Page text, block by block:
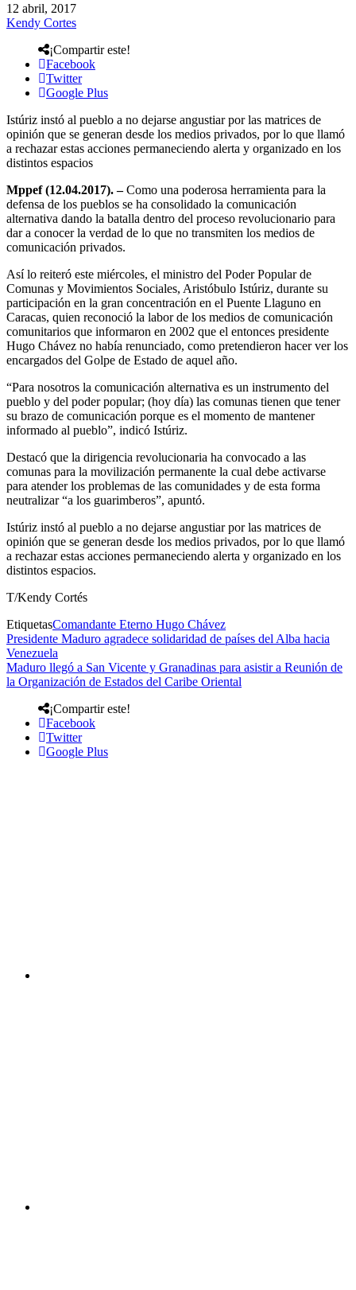
12 abril, 2017
Kendy Cortes
¡Compartir este!
Facebook
Twitter
Google Plus
Istúriz instó al pueblo a no dejarse angustiar por las matrices de
opinión que se generan desde los medios privados, por lo que llamó
a rechazar estas acciones permaneciendo alerta y organizado en los
distintos espacios
Mppef (12.04.2017). –Como una poderosa herramienta para la
defensa de los pueblos se ha consolidado la comunicación
alternativa dando la batalla dentro del proceso revolucionario para
dar a conocer la verdad de lo que no transmiten los medios de
comunicación privados.
Así lo reiteró este miércoles, el ministro del Poder Popular de
Comunas y Movimientos Sociales, Aristóbulo Istúriz, durante su
participación en la gran concentración en el Puente Llaguno en
Caracas, quien reconoció la labor de los medios de comunicación
comunitarios que informaron en 2002 que el entonces presidente
Hugo Chávez no había renunciado, como pretendieron hacer ver los
encargados del Golpe de Estado de aquel año.
“Para nosotros la comunicación alternativa es un instrumento del
pueblo y del poder popular; (hoy día) las comunas tienen que tener
su brazo de comunicación porque es el momento de mantener
informado al pueblo”, indicó Istúriz.
Destacó que la dirigencia revolucionaria ha convocado a las
comunas para la movilización permanente la cual debe activarse
para atender los problemas de las comunidades y de esta forma
neutralizar “a los guarimberos”, apuntó.
Istúriz instó al pueblo a no dejarse angustiar por las matrices de
opinión que se generan desde los medios privados, por lo que llamó
a rechazar estas acciones permaneciendo alerta y organizado en los
distintos espacios.
T/Kendy Cortés
EtiquetasComandante Eterno Hugo Chávez
Presidente Maduro agradece solidaridad de países del Alba hacia
Venezuela
Maduro llegó a San Vicente y Granadinas para asistir a Reunión de
la Organización de Estados del Caribe Oriental
¡Compartir este!
Facebook
Twitter
Google Plus